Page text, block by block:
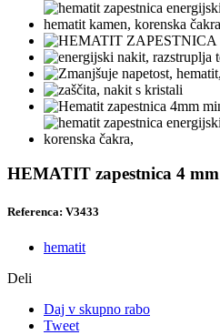
HEMATIT zapestnica 4 mm
Referenca: V3433
hematit
Deli
Daj v skupno rabo
Tweet